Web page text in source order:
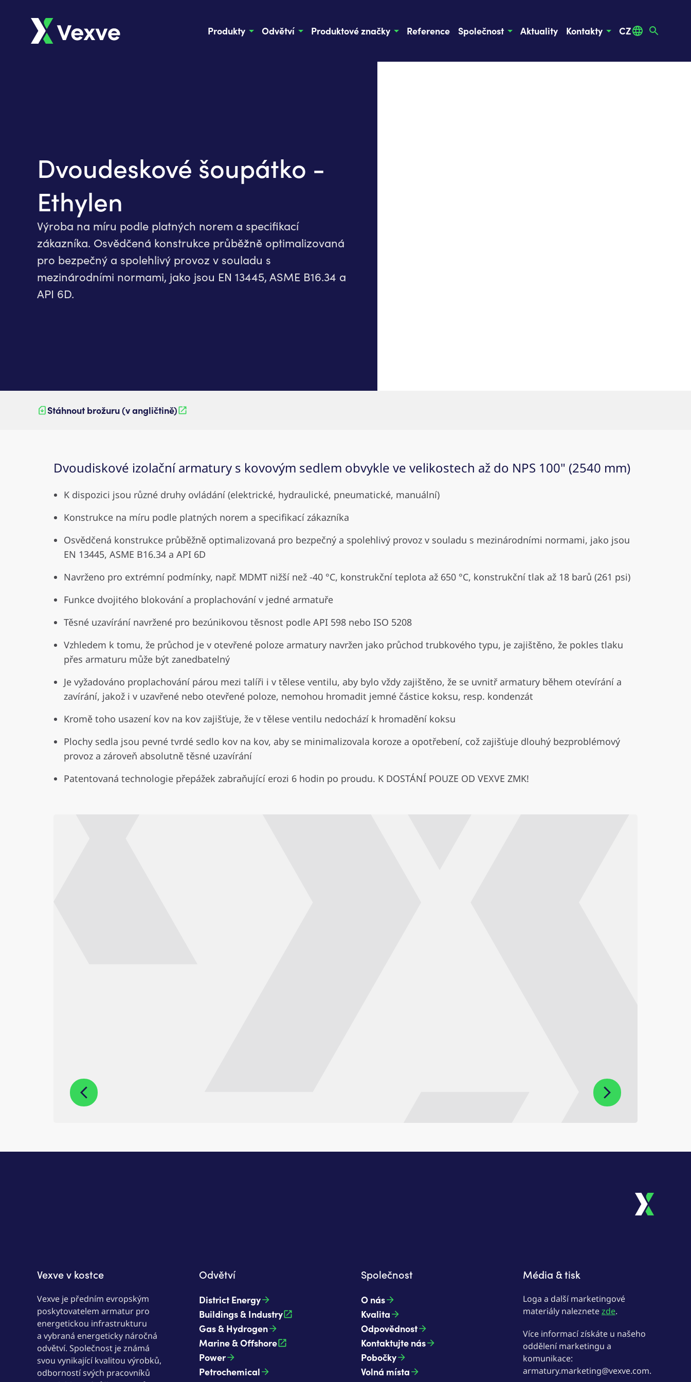
Produkty Odvětví Produktové značky Reference Společnost Aktuality Kontakty CZ
Dvoudeskové šoupátko -
Ethylen
Výroba na míru podle platných norem a specifikací
zákazníka. Osvědčená konstrukce průběžně optimalizovaná
pro bezpečný a spolehlivý provoz v souladu s
mezinárodními normami, jako jsou EN 13445, ASME B16.34 a
API 6D.
Stáhnout brožuru (v angličtině)
Dvoudiskové izolační armatury s kovovým sedlem obvykle ve velikostech až do NPS 100" (2540 mm)
K dispozici jsou různé druhy ovládání (elektrické, hydraulické, pneumatické, manuální)
Konstrukce na míru podle platných norem a specifikací zákazníka
Osvědčená konstrukce průběžně optimalizovaná pro bezpečný a spolehlivý provoz v souladu s mezinárodními normami, jako jsou
EN 13445, ASME B16.34 a API 6D
Navrženo pro extrémní podmínky, např. MDMT nižší než -40 °C, konstrukční teplota až 650 °C, konstrukční tlak až 18 barů (261 psi)
Funkce dvojitého blokování a proplachování v jedné armatuře
Těsné uzavírání navržené pro bezúnikovou těsnost podle API 598 nebo ISO 5208
Vzhledem k tomu, že průchod je v otevřené poloze armatury navržen jako průchod trubkového typu, je zajištěno, že pokles tlaku
přes armaturu může být zanedbatelný
Je vyžadováno proplachování párou mezi talíři i v tělese ventilu, aby bylo vždy zajištěno, že se uvnitř armatury během otevírání a
zavírání, jakož i v uzavřené nebo otevřené poloze, nemohou hromadit jemné částice koksu, resp. kondenzát
Kromě toho usazení kov na kov zajišťuje, že v tělese ventilu nedochází k hromadění koksu
Plochy sedla jsou pevné tvrdé sedlo kov na kov, aby se minimalizovala koroze a opotřebení, což zajišťuje dlouhý bezproblémový
provoz a zároveň absolutně těsné uzavírání
Patentovaná technologie přepážek zabraňující erozi 6 hodin po proudu. K DOSTÁNÍ POUZE OD VEXVE ZMK!
Vexve v kostce
Vexve je předním evropským
poskytovatelem armatur pro
energetickou infrastrukturu
a vybraná energeticky náročná
odvětví. Společnost je známá
svou vynikající kvalitou výrobků,
odborností svých pracovníků
Odvětví
District Energy
Buildings & Industry
Gas & Hydrogen
Marine & Offshore
Power
Petrochemical
Společnost
O nás
Kvalita
Odpovědnost
Kontaktujte nás
Pobočky
Volná místa
Média & tisk
Loga a další marketingové
materiály naleznetezde.
Více informací získáte u našeho
oddělení marketingu a
komunikace:
armatury.marketing@vexve.com.